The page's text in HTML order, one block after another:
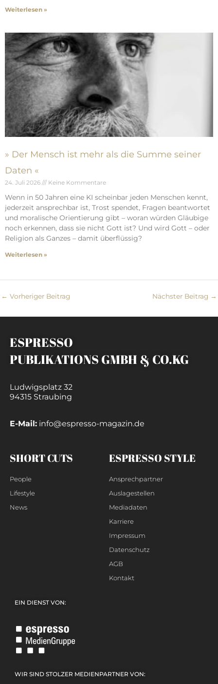
Weiterlesen »
» Der Mensch ist mehr als die Summe seiner
Daten «
24. Juli 2026 Keine Kommentare
Wenn in 50 Jahren eine KI scheinbar jeden Menschen kennt,
jederzeit ansprechbar ist, Trost spendet, Fragen beantwortet
und moralische Orientierung gibt – woran würden Gläubige
noch erkennen, dass sie nicht Gott ist? Und wird Gott – oder
Religion als Ganzes – damit überflüssig?
Weiterlesen »
← Vorheriger Beitrag Nächster Beitrag →
ESPRESSO
PUBLIKATIONS GMBH & CO.KG
Ludwigsplatz 32
94315 Straubing
E-Mail: info@espresso-magazin.de
SHORT CUTS
People
Lifestyle
News
ESPRESSO STYLE
Ansprechpartner
Auslagestellen
Mediadaten
Karriere
Impressum
Datenschutz
AGB
Kontakt
EIN DIENST VON:
WIR SIND STOLZER MEDIENPARTNER VON: